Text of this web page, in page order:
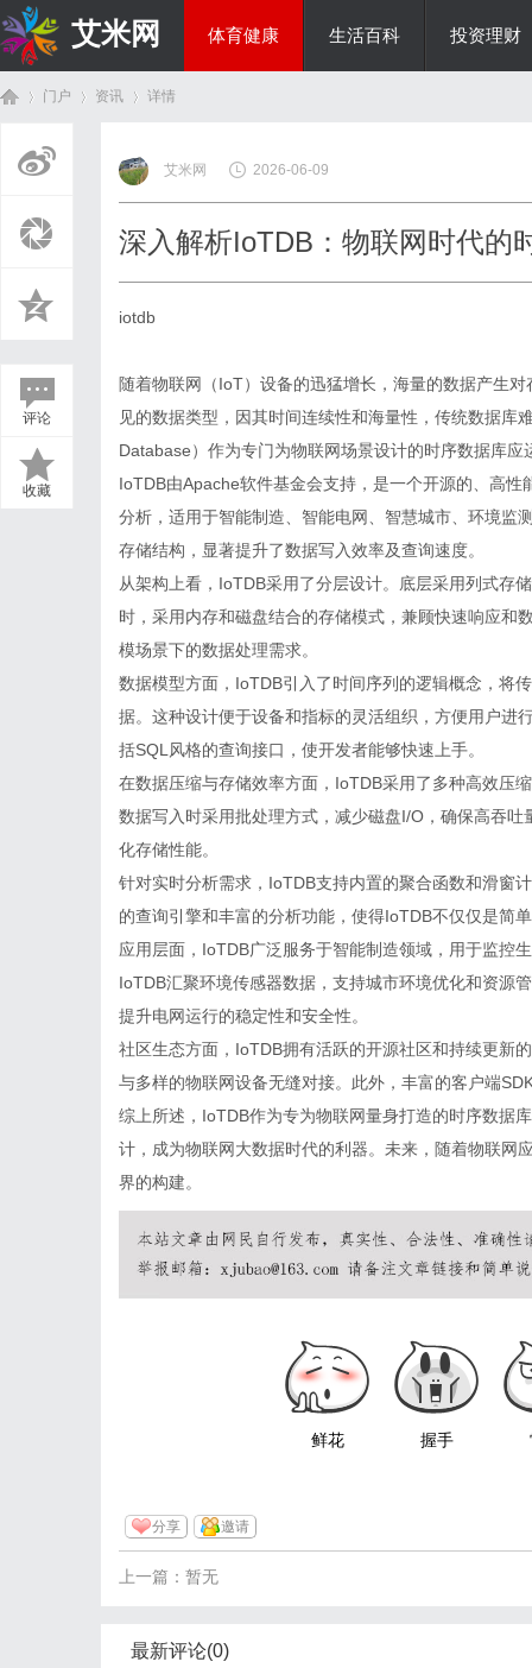
艾米网 体育健康 生活百科 投资理财
门户 资讯
›
详情
评论
收藏
艾米网 2026-06-09
深入解析IoTDB：物联网时代的
iotdb
随着物联网（IoT）设备的迅猛增长，海量的数据产生
见的数据类型，因其时间连续性和海量性，传统数据
Database）作为专门为物联网场景设计的时序数据库
IoTDB由Apache软件基金会支持，是一个开源的、高
分析，适用于智能制造、智能电网、智慧城市、环境监
存储结构，显著提升了数据写入效率及查询速度。
从架构上看，IoTDB采用了分层设计。底层采用列式存
时，采用内存和磁盘结合的存储模式，兼顾快速响应和
模场景下的数据处理需求。
数据模型方面，IoTDB引入了时间序列的逻辑概念，将
据。这种设计便于设备和指标的灵活组织，方便用户进
括SQL风格的查询接口，使开发者能够快速上手。
在数据压缩与存储效率方面，IoTDB采用了多种高效压
数据写入时采用批处理方式，减少磁盘I/O，确保高吞
化存储性能。
针对实时分析需求，IoTDB支持内置的聚合函数和滑窗
的查询引擎和丰富的分析功能，使得IoTDB不仅仅是简
应用层面，IoTDB广泛服务于智能制造领域，用于监控
IoTDB汇聚环境传感器数据，支持城市环境优化和资源
提升电网运行的稳定性和安全性。
社区生态方面，IoTDB拥有活跃的开源社区和持续更新
与多样的物联网设备无缝对接。此外，丰富的客户端
综上所述，IoTDB作为专为物联网量身打造的时序数据
计，成为物联网大数据时代的利器。未来，随着物联网
界的构建。
鲜花 握手
分享 邀请
上一篇：暂无
最新评论(0)